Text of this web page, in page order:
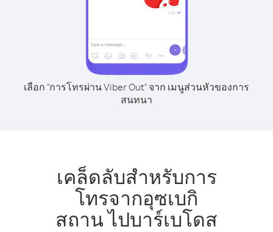
เลือก "การโทรผ่าน Viber Out" จาก เมนูส่วนหัวของการ
สนทนา
เคล็ดลับสำหรับการ
โทรจากอุซเบกิ
สถาน ไปบาร์เบโดส